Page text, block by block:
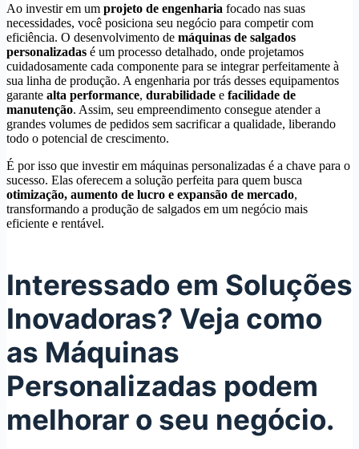
Ao investir em um projeto de engenharia focado nas suas
necessidades, você posiciona seu negócio para competir com
eficiência. O desenvolvimento de máquinas de salgados
personalizadas é um processo detalhado, onde projetamos
cuidadosamente cada componente para se integrar perfeitamente à
sua linha de produção. A engenharia por trás desses equipamentos
garante alta performance, durabilidade e facilidade de
manutenção. Assim, seu empreendimento consegue atender a
grandes volumes de pedidos sem sacrificar a qualidade, liberando
todo o potencial de crescimento.
É por isso que investir em máquinas personalizadas é a chave para o
sucesso. Elas oferecem a solução perfeita para quem busca
otimização, aumento de lucro e expansão de mercado,
transformando a produção de salgados em um negócio mais
eficiente e rentável.
Interessado em Soluções
Inovadoras? Veja como
as Máquinas
Personalizadas podem
melhorar o seu negócio.